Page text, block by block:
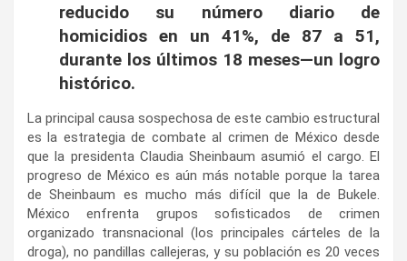
reducido su número diario de
homicidios en un 41%, de 87 a 51,
durante los últimos 18 meses—un logro
histórico.
La principal causa sospechosa de este cambio estructural
es la estrategia de combate al crimen de México desde
que la presidenta Claudia Sheinbaum asumió el cargo. El
progreso de México es aún más notable porque la tarea
de Sheinbaum es mucho más difícil que la de Bukele.
México enfrenta grupos sofisticados de crimen
organizado transnacional (los principales cárteles de la
droga), no pandillas callejeras, y su población es 20 veces